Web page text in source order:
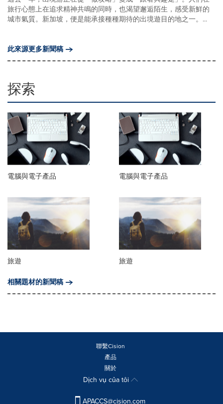
旅行心態上在追求精神共鳴的同時，也渴望邂逅陌生，感受新鮮的
城市氣質。新加坡，便是能承接種種期待的出境遊目的地之一。...
此來源更多新聞稿
探索
電腦與電子產品 電腦與電子產品
旅遊
旅遊
相關題材的新聞稿
聯繫Cision
產品
關於
Dịch vụ của tôi
APACCS@cision.com